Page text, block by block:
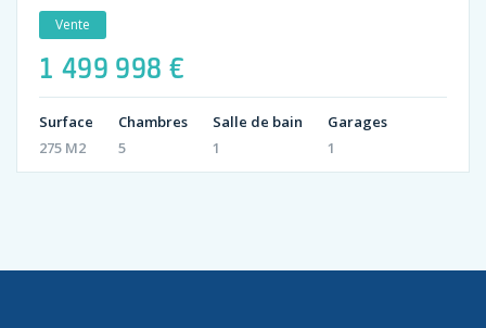
Vente
1 499 998 €
Surface
275 M2
Chambres
5
Salle de bain
1
Garages
1